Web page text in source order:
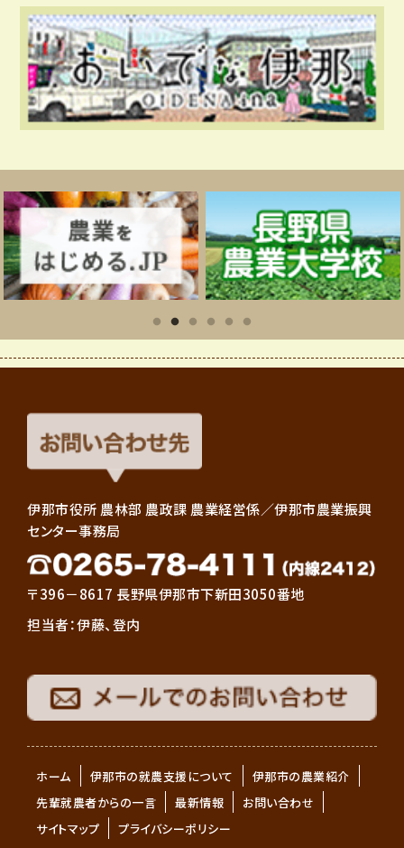
伊那市役所 農林部 農政課 農業経営係／伊那市農業振興
センター事務局
〒396－8617 長野県伊那市下新田3050番地
担当者：伊藤、登内
ホーム 伊那市の就農支援について
伊那市の農業紹介
先輩就農者からの一言
最新情報
お問い合わせ
サイトマップ
プライバシーポリシー